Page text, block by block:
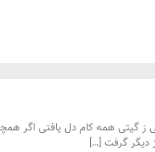
همه کام دل یافتی اگر
دیگر گرفت […]